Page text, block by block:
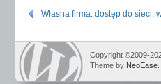
Własna firma: dostęp do sieci,
Copyright ©2009-
Theme by NeoEase